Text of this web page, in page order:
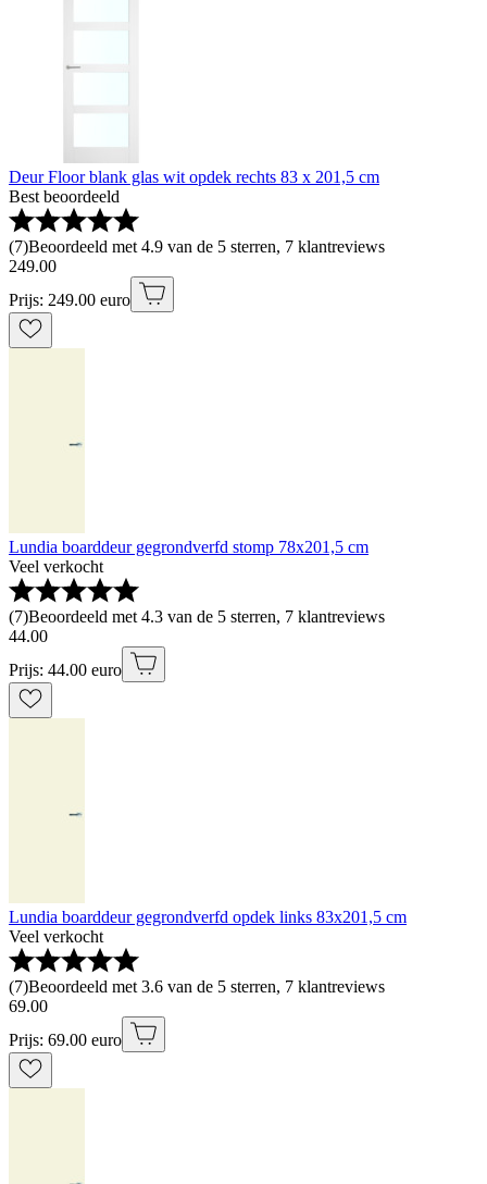
Deur Floor blank glas wit opdek rechts 83 x 201,5 cm
Best beoordeeld
(7)Beoordeeld met 4.9 van de 5 sterren, 7 klantreviews
249.00
Prijs: 249.00 euro
Lundia boarddeur gegrondverfd stomp 78x201,5 cm
Veel verkocht
(7)Beoordeeld met 4.3 van de 5 sterren, 7 klantreviews
44.00
Prijs: 44.00 euro
Lundia boarddeur gegrondverfd opdek links 83x201,5 cm
Veel verkocht
(7)Beoordeeld met 3.6 van de 5 sterren, 7 klantreviews
69.00
Prijs: 69.00 euro